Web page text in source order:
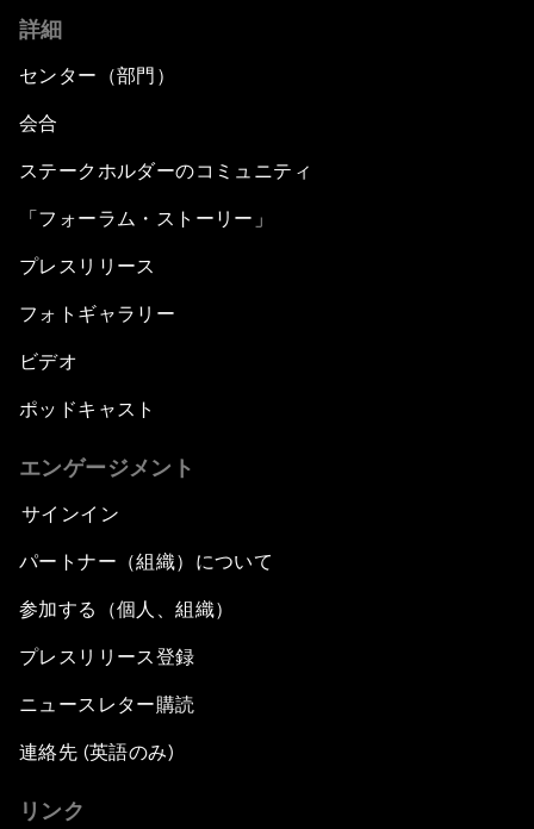
詳細
センター（部門）
会合
ステークホルダーのコミュニティ
「フォーラム・ストーリー」
プレスリリース
フォトギャラリー
ビデオ
ポッドキャスト
エンゲージメント
サインイン
パートナー（組織）について
参加する（個人、組織）
プレスリリース登録
ニュースレター購読
連絡先 (英語のみ)
リンク